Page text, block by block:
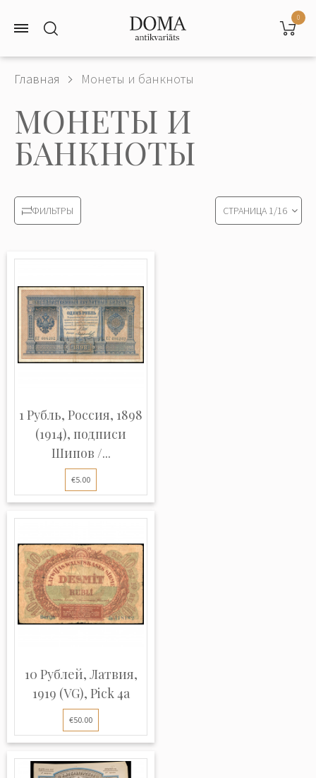
0
Главная Монеты и банкноты
МОНЕТЫ И
БАНКНОТЫ
СТРАНИЦА 1/16
1 Рубль, Россия, 1898
(1914), подписи
Шипов /...
€5.00
10 Рублей, Латвия,
1919 (VG), Pick 4a
€50.00